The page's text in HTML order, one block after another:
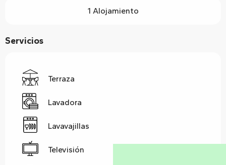
1 Alojamiento
Servicios
Terraza
Lavadora
Lavavajillas
Televisión